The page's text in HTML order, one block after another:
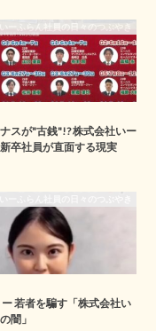
いーふらん社員の日々のつぶやき
スが"古銭"!? 株式会社いー
卒社員が直面する現実
若者を騙す「株式会社い
闇」